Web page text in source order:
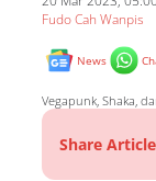
Fudo Cah Wanpis
News
Vegapunk, Shaka,
Share Article